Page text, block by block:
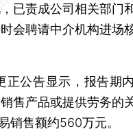
已责成公司相关部门
会聘请中介机构进场
告显示，报告期内
售产品或提供劳务的
销售额约560万元。